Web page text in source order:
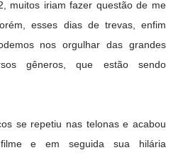
muitos iriam fazer questão de me
esses dias de trevas, enfim
nos orgulhar das grandes
gêneros, que estão sendo
se repetiu nas telonas e acabou
e em seguida sua hilária